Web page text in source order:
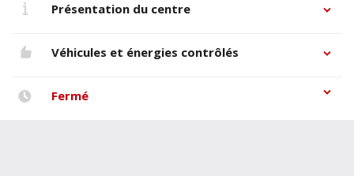
Présentation du centre
Véhicules et énergies contrôlés
Fermé